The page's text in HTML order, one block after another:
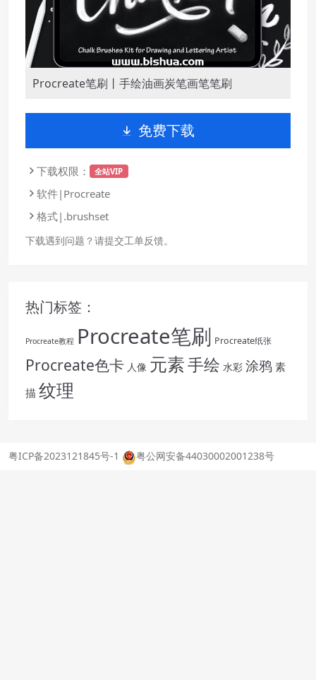
Procreate笔刷丨手绘油画炭笔画笔笔刷
免费下载
下载权限： 全站VIP
软件|Procreate
格式|.brushset
下载遇到问题？请提交工单反馈。
热门标签：
Procreate教程 Procreate笔刷 Procreate纸张
Procreate色卡 人像 元素手绘 水彩 涂鸦 素
描 纹理
粤ICP备2023121845号-1 粤公网安备44030002001238号